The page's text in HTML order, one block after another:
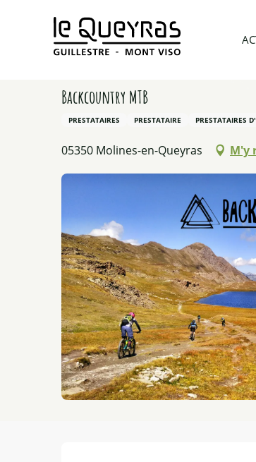
Accueil Préparer mon voyage
Backcountry MTB
PRESTATAIRES PRESTATAIRE PRESTATAIRES
05350 Molines-en-Queyras M'y